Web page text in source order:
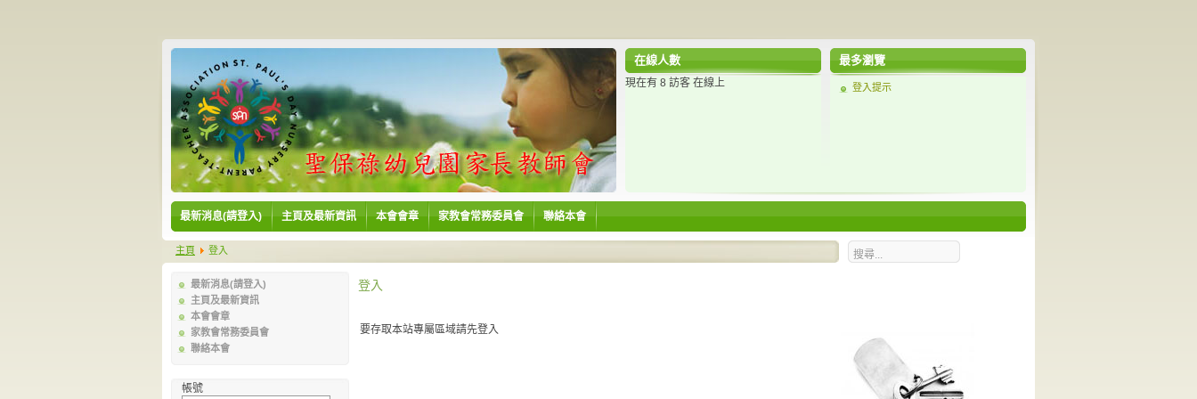
在線人數
現在有 8 訪客 在線上
最多瀏覽
登入提示
最新消息(請登入) 主頁及最新資訊 本會會章 家教會常務委員會 聯絡本會
主頁 登入
最新消息(請登入)
主頁及最新資訊
本會會章
家教會常務委員會
聯絡本會
帳號
登入
要存取本站專屬區域請先登入